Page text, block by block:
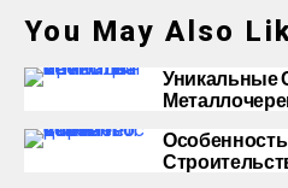
You May Also
Уникальные